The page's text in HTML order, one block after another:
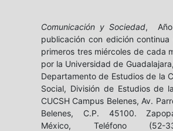
Comunicación y Sociedad, Año
publicación con edición continua
primeros tres miércoles de cada
por la Universidad de
Departamento de Estudios de la
Social, División de Estudios de
CUCSH Campus Belenes, Av.
Belenes, C.P. 45100.
México, Teléfono (52-